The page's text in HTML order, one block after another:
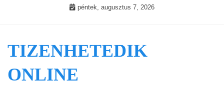
péntek, augusztus 7, 2026
TIZENHETEDIK
ONLINE